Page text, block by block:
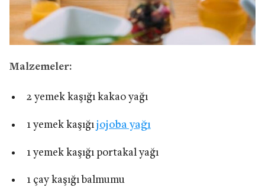
Malzemeler:
2 yemek kaşığı kakao yağı
1 yemek kaşığı jojoba yağı
1 yemek kaşığı portakal yağı
1 çay kaşığı balmumu